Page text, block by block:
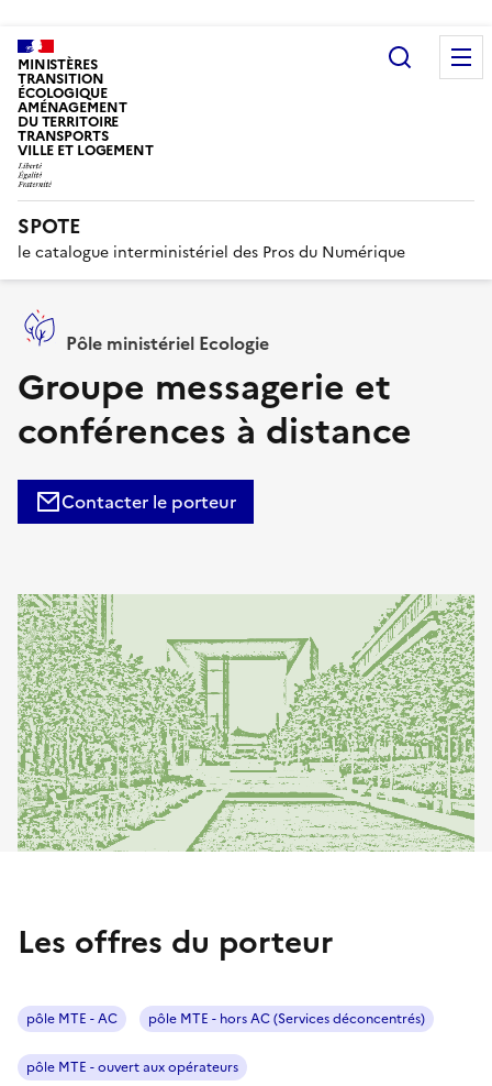
MINISTÈRES
TRANSITION
ÉCOLOGIQUE
AMÉNAGEMENT
DU TERRITOIRE
TRANSPORTS
VILLE ET LOGEMENT
SPOTE
le catalogue interministériel des Pros du Numérique
Pôle ministériel Ecologie
Groupe messagerie et
conférences à distance
Contacter le porteur
Les offres du porteur
pôle MTE - AC pôle MTE - hors AC (Services déconcentrés)
pôle MTE - ouvert aux opérateurs